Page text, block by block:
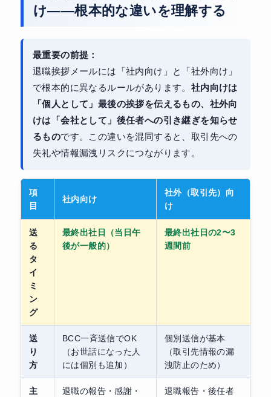
け——根本的な違いを理解する
最重要の前提：
退職挨拶メールには「社内向け」と「社外向け」
で根本的に異なるルールがあります。 社内向けは
「個人として」最後の挨拶を伝えるもの、社外向
けは「会社として」後任者への引き継ぎを知らせ
るものです。この違いを混同すると、取引先への
失礼や情報漏洩リスクにつながります。
項
目
社内向け
社外（取引先）向
け
送
る
タ
イ
ミ
ン
グ
最終出社日（当日午
後が一般的）
最終出社日の2〜3
週間前
送
り
方
BCC一斉送信でOK
（お世話になった人
には個別も追加）
個別送信が基本
（取引先情報の漏
洩防止のため）
主
退職の報告・感謝・
退職報告・後任者